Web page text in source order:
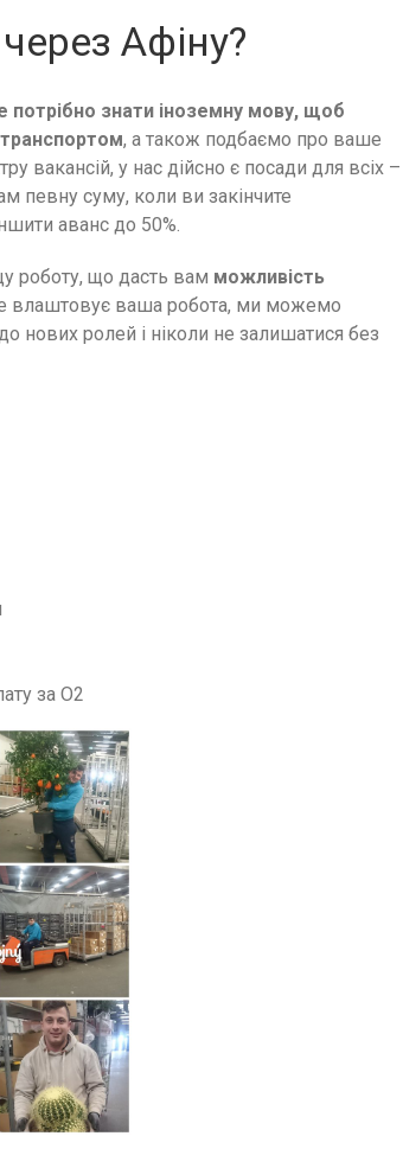
Афіну?
потрібно знати іноземну мову, щоб
, а також подбаємо про ваше
у нас дійсно є посади для всіх –
певну суму, коли ви закінчите
аванс до 50%.
роботу, що дасть вам можливість
влаштовує ваша робота, ми можемо
нових ролей і ніколи не залишатися без
за О2